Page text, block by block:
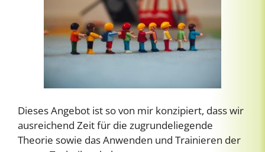
Dieses Angebot ist so von mir konzipiert, dass wir
ausreichend Zeit für die zugrundeliegende
Theorie sowie das Anwenden und Trainieren der